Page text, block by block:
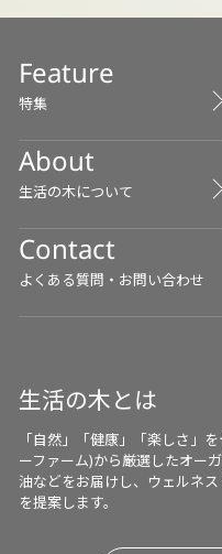
Feature
特集
About
生活の木について
Contact
よくある質問・お問い合わせ
生活の木とは
「自然」「健康」「楽しさ」
ーファーム)から厳選したオー
油などをお届けし、ウェルネ
を提案します。